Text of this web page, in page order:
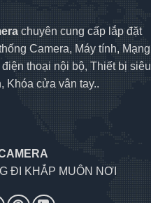
chuyên cung cấp lắp đặt
Camera, Máy tính, Mạng
thoại nội bộ, Thiết bị siêu
Khóa cửa vân tay..
ĐI KHẮP MUÔN NƠI